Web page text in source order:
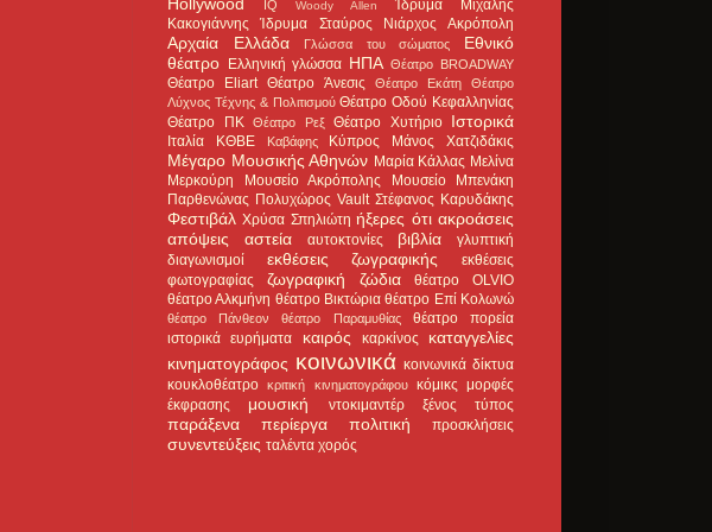
IQ Woody Allen
Ίδρυμα Μιχάλης
Κακογιάννης
Ίδρυμα Σταύρος Νιάρχος Ακρόπολη
Αρχαία Ελλάδα Γλώσσα του σώματος
Εθνικό
θέατρο Ελληνική γλώσσα ΗΠΑ Θέατρο BROADWAY
Θέατρο Eliart Θέατρο Άνεσις Θέατρο Εκάτη
Θέατρο
Λύχνος Τέχνης & Πολιτισμού Θέατρο Οδού Κεφαλληνίας
Θέατρο ΠΚ
Θέατρο Ρεξ Θέατρο Χυτήριο Ιστορικά
Ιταλία ΚΘΒΕ Καβάφης Κύπρος Μάνος Χατζιδάκις
Μέγαρο Μουσικής Αθηνών Μαρία Κάλλας Μελίνα
Μερκούρη
Μουσείο Ακρόπολης
Μουσείο Μπενάκη
Παρθενώνας Πολυχώρος Vault Στέφανος Καρυδάκης
Φεστιβάλ Χρύσα Σπηλιώτη ήξερες ότι ακροάσεις
απόψεις
αστεία αυτοκτονίες βιβλία
γλυπτική
διαγωνισμοί
εκθέσεις ζωγραφικής
εκθέσεις
φωτογραφίας
ζωγραφική ζώδια
θέατρο OLVIO
θέατρο Αλκμήνη θέατρο Βικτώρια θέατρο Επί Κολωνώ
θέατρο Πάνθεον θέατρο Παραμυθίας
θέατρο πορεία
ιστορικά ευρήματα
καιρός καρκίνος
καταγγελίες
κινηματογράφος κοινωνικά κοινωνικά δίκτυα
κουκλοθέατρο
κριτική κινηματογράφου κόμικς μορφές
έκφρασης
μουσική ντοκιμαντέρ ξένος τύπος
παράξενα περίεργα πολιτική προσκλήσεις
συνεντεύξεις ταλέντα χορός